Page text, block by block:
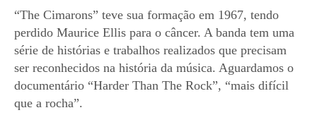
“The Cimarons” teve sua formação em 1967, tendo
perdido Maurice Ellis para o câncer. A banda tem uma
série de histórias e trabalhos realizados que precisam
ser reconhecidos na história da música. Aguardamos o
documentário “Harder Than The Rock”, “mais difícil
que a rocha”.